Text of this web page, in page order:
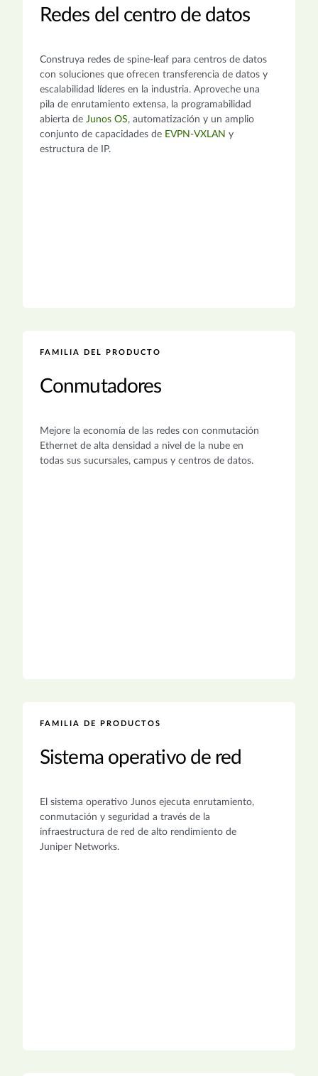
Redes del centro de datos
Construya redes de spine-leaf para centros de datos
con soluciones que ofrecen transferencia de datos y
escalabilidad líderes en la industria. Aproveche una
pila de enrutamiento extensa, la programabilidad
abierta de Junos OS, automatización y un amplio
conjunto de capacidades de EVPN-VXLAN y
estructura de IP.
FAMILIA DEL PRODUCTO
Conmutadores
Mejore la economía de las redes con conmutación
Ethernet de alta densidad a nivel de la nube en
todas sus sucursales, campus y centros de datos.
FAMILIA DE PRODUCTOS
Sistema operativo de red
El sistema operativo Junos ejecuta enrutamiento,
conmutación y seguridad a través de la
infraestructura de red de alto rendimiento de
Juniper Networks.